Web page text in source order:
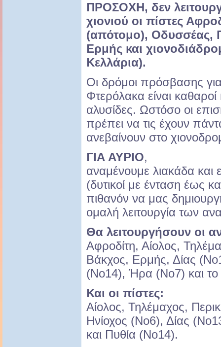
ΠΡΟΣΟΧΗ, δεν
χιονιού οι πίστες
(απότομο), Οδυσσέας,
Ερμής και
Κελλάρια).
Οι δρόμοι πρόσβασης
Φτερόλακα είναι καθαροί
αλυσίδες. Ωστόσο οι
πρέπει να τις έχουν
ανεβαίνουν στο
ΓΙΑ ΑΥΡΙΟ,
αναμένουμε λιακάδα
(δυτικοί με ένταση έως
πιθανόν να μας
ομαλή λειτουργία των
Θα λειτουργήσουν οι
Αφροδίτη, Αίολος,
Βάκχος, Ερμής, Δίας
(Νο14), Ήρα (Νο7) και
Και οι πίστες:
Αίολος, Τηλέμαχος,
Ηνίοχος (Νο6), Δίας
και Πυθία (Νο14).